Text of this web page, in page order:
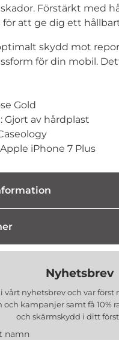
Förstärkt med
för att ge dig ett
skydd mot
för din mobil.
Gold
: Gjort av hårdplast
Apple iPhone 7 Plus
Nyhetsbrev
vårt nyhetsbrev och var först
kampanjer samt få 10%
och skärmskydd i ditt
namn